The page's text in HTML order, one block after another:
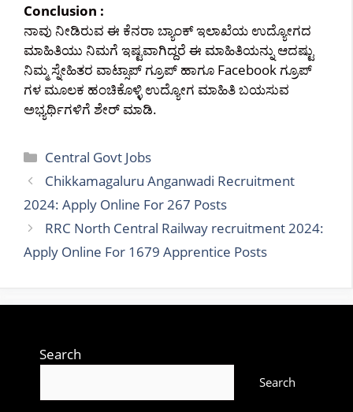
Conclusion :
ನಾವು ನೀಡಿರುವ ಈ ಕೆನರಾ ಬ್ಯಾಂಕ್ ಇಲಾಖೆಯ ಉದ್ಯೋಗದ
ಮಾಹಿತಿಯು ನಿಮಗೆ ಇಷ್ಟವಾಗಿದ್ದರೆ ಈ ಮಾಹಿತಿಯನ್ನು ಆದಷ್ಟು
ನಿಮ್ಮ ಸ್ನೇಹಿತರ ವಾಟ್ಸಾಪ್ ಗ್ರೂಪ್ ಹಾಗೂ Facebook ಗ್ರೂಪ್
ಗಳ ಮೂಲಕ ಹಂಚಿಕೊಳ್ಳಿ ಉದ್ಯೋಗ ಮಾಹಿತಿ ಬಯಸುವ
ಅಭ್ಯರ್ಥಿಗಳಿಗೆ ಶೇರ್ ಮಾಡಿ.
Categories
Central Govt Jobs
Chikkamagaluru Anganwadi Recruitment
2024: Apply Online For 267 Posts
RRC North Central Railway recruitment 2024:
Apply Online For 1679 Apprentice Posts
Search
Search